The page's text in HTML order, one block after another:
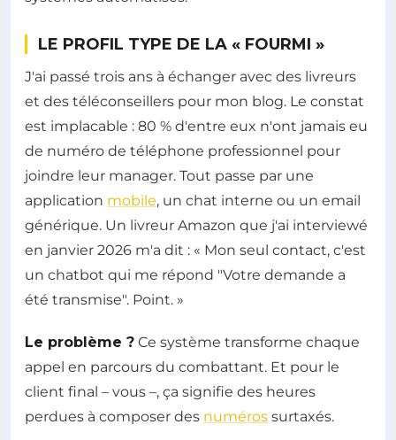
LE PROFIL TYPE DE LA « FOURMI »
J'ai passé trois ans à échanger avec des livreurs
et des téléconseillers pour mon blog. Le constat
est implacable : 80 % d'entre eux n'ont jamais eu
de numéro de téléphone professionnel pour
joindre leur manager. Tout passe par une
application mobile, un chat interne ou un email
générique. Un livreur Amazon que j'ai interviewé
en janvier 2026 m'a dit : « Mon seul contact, c'est
un chatbot qui me répond "Votre demande a
été transmise". Point. »
Le problème ? Ce système transforme chaque
appel en parcours du combattant. Et pour le
client final – vous –, ça signifie des heures
perdues à composer des numéros surtaxés.